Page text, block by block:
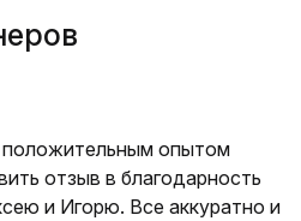
опытом
отзыв в благодарность
и Игорю. Все аккуратно и